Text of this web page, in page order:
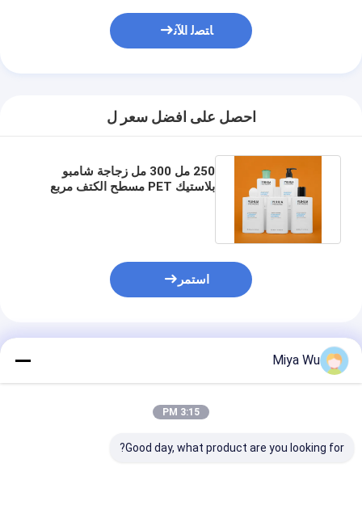
ﺎﺘﺼﻟ ﺍﻶﻧ
احصل على افضل سعر ل
250 مل 300 مل زجاجة شامبو
بلاستيك PET مسطح الكتف مربع
استمر
المنتجات الموصى بها
Miya Wu
3:15 PM
Good day, what product are you looking for?